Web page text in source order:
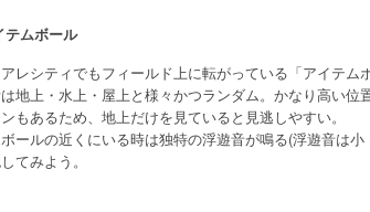
テムボール
レシティでもフィールド上に転がっている「アイテム
地上・水上・屋上と様々かつランダム。かなり高い
もあるため、地上だけを見ていると見逃しやすい。
ールの近くにいる時は独特の浮遊音が鳴る(浮遊音は
てみよう。